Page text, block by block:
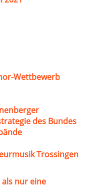
Wettbewerb
des Bundes
Trossingen
nur eine